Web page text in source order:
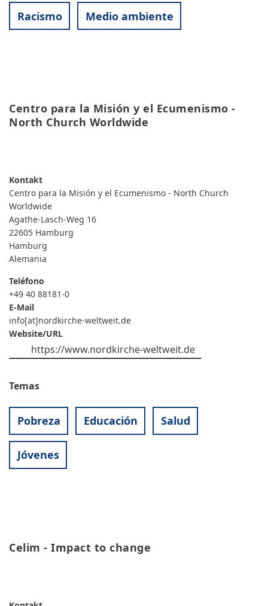
Racismo Medio ambiente
Centro para la Misión y el Ecumenismo -
North Church Worldwide
MISIÓN
Y
-
Centro para la Misión y el Ecumenismo - North Church
Worldwide
Agathe-Lasch-Weg 16
22605 Hamburg
Hamburg
Alemania
Teléfono
+49 40 88181-0
E-Mail
info[at]nordkirche-weltweit.de
Website/URL
https://www.nordkirche-weltweit.de
Temas
Pobreza Educación Salud
Jóvenes
Celim - Impact to change